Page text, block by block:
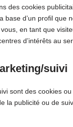
des cookies
base d’un profil
en tant que
d’intérêts au
suivi
sont des cookies
la publicité ou de